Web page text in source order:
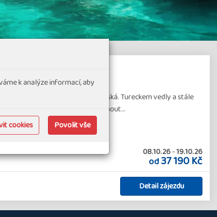
- orientální a západní - evropská. Tureckem vedly a stále
je stát, který vám může nabídnout…
08.10.26-19.10.26
od37 190 Kč
Detail zájezdu
k analýze informací, aby
cookies Povolit vše